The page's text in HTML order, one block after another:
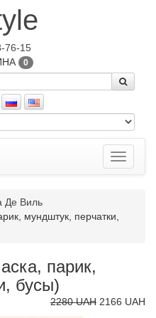
76-15
0
Toggle
Де Виль
мундштук, перчатки,
парик,
бусы)
2280 UAH 2166 UAH